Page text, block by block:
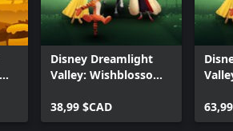
Disney Dreamlight
Valley: Wishblossom
38,99 $CAD